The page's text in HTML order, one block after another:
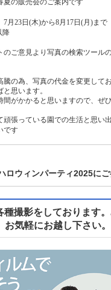
夏の販売会のご案内です
7月23日 (木)から8月17日 (月 )まで
降
のご意見より写真の検索ツール
の為、写真の代金を変更してお
思います。
がかかると思いますので、ぜ
頑張っている園での生活と思い
です
ロウィンパーティ2025に
楽しんでいただけますと幸
～12/25までとなります。
まる方は掲載しておりません
い衣装、周りの方が不快に感じ
装。現行警察官など混乱の恐れ
、他人にケガをさせる危険のあ
撮影をしております
お気軽にお越し下さい。